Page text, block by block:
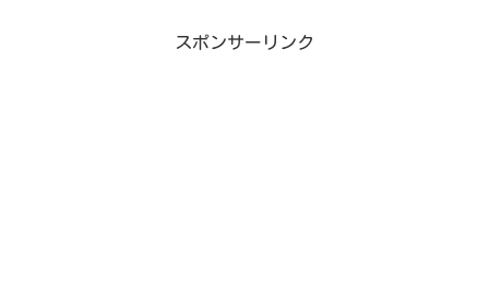
スポンサーリンク